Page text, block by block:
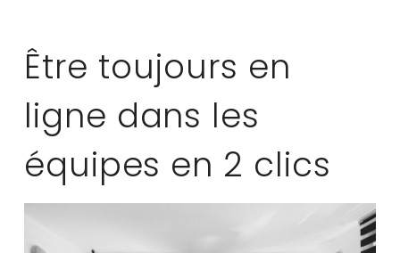
Être toujours en
ligne dans les
équipes en 2 clics